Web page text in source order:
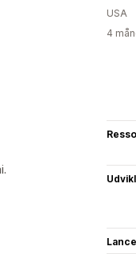
USA
4